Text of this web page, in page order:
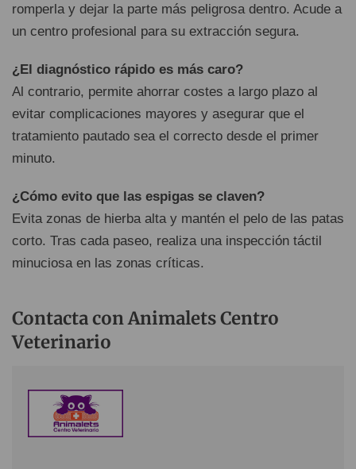
romperla y dejar la parte más peligrosa dentro. Acude a
un centro profesional para su extracción segura.
¿El diagnóstico rápido es más caro?
Al contrario, permite ahorrar costes a largo plazo al
evitar complicaciones mayores y asegurar que el
tratamiento pautado sea el correcto desde el primer
minuto.
¿Cómo evito que las espigas se claven?
Evita zonas de hierba alta y mantén el pelo de las patas
corto. Tras cada paseo, realiza una inspección táctil
minuciosa en las zonas críticas.
Contacta con Animalets Centro
Veterinario